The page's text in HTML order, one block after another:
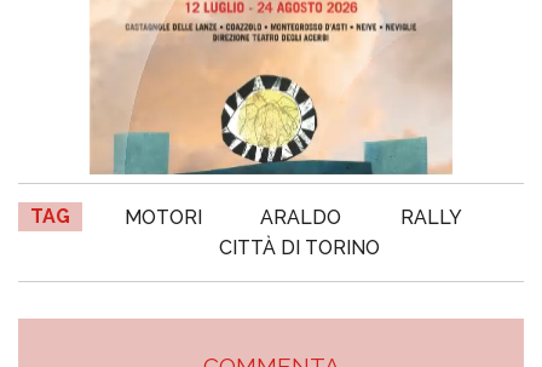
TAG MOTORI ARALDO
RALLY
CITTÀ DI TORINO